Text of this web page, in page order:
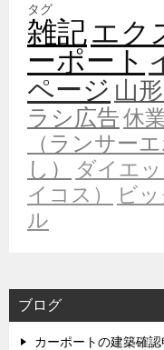
タグ
雑記エク
ーポート
ページ 山
ラシ広告休
（ランサー
し）
ダイエッ
イコス）
ビ
ル
ブログ
カーポートの建築確